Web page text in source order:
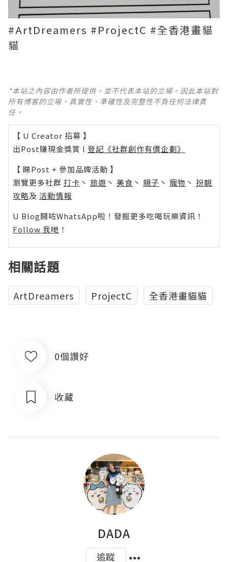
#ArtDreamers #ProjectC #全香港畫貓
貓
*本站之內容由作者所提供，並不代表本站的立場。因此本站對
所有博客的立場、真實性、準確性及完整性不負任何法律責
任。
【 U Creator 招募 】
出Post賺現金獎賞 l 登記《社群創作有價企劃》
【 睇Post + 參加品牌活動 】
瀏覽更多社群 打卡 丶 旅遊 丶 美食 丶 親子 丶 寵物 丶 扮靚
攻略及 活動情報
U Blog開咗WhatsApp啦！發掘更多吃喝玩樂資訊！
Follow 我哋 ！
相關話題
ArtDreamers ProjectC 全香港畫貓貓
0個讚好
收藏
DADA
追蹤